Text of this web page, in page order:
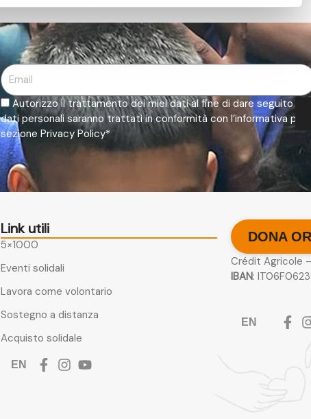
Autorizzo il trattamento dei miei dati al fine di dare seguito alla
dati personali saranno trattati in conformità con l’informativa
sezione Privacy Policy*
Link utili
5×1000
Eventi solidali
Lavora come volontario
Sostegno a distanza
Acquisto solidale
EN
DONA
Crédit Agricole
IBAN:
EN